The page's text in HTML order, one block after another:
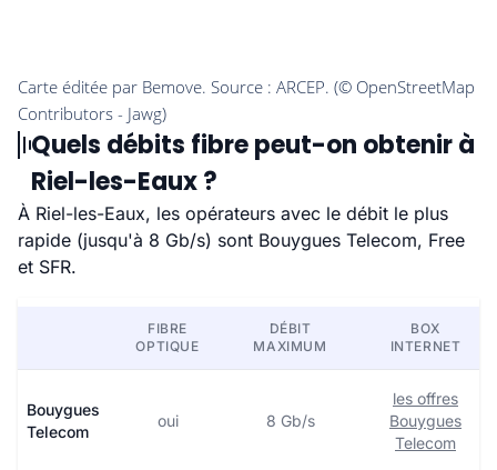
Quels débits fibre peut-on obtenir à
Riel-les-Eaux ?
À Riel-les-Eaux, les opérateurs avec le débit le plus
rapide (jusqu'à 8 Gb/s) sont Bouygues Telecom, Free
et SFR.
FIBRE
OPTIQUE
DÉBIT
MAXIMUM
BOX
INTERNET
Bouygues
Telecom
oui 8 Gb/s
les offres
Bouygues
Telecom